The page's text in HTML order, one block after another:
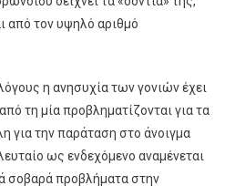
από τον υψηλό αριθμό
η ανησυχία των γονιών έχει
τη μία προβληματίζονται για τα
για την παράταση στο άνοιγμα
ως ενδεχόμενο αναμένεται
σοβαρά προβλήματα στην